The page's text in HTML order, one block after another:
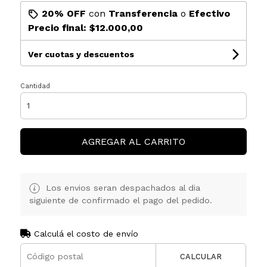
20% OFF con Transferenciao Efectivo
Precio final: $12.000,00
Ver cuotas y descuentos
Cantidad
AGREGAR AL CARRITO
Los envios seran despachados al dia
siguiente de confirmado el pago del pedido.
Calculá el costo de envío
CALCULAR